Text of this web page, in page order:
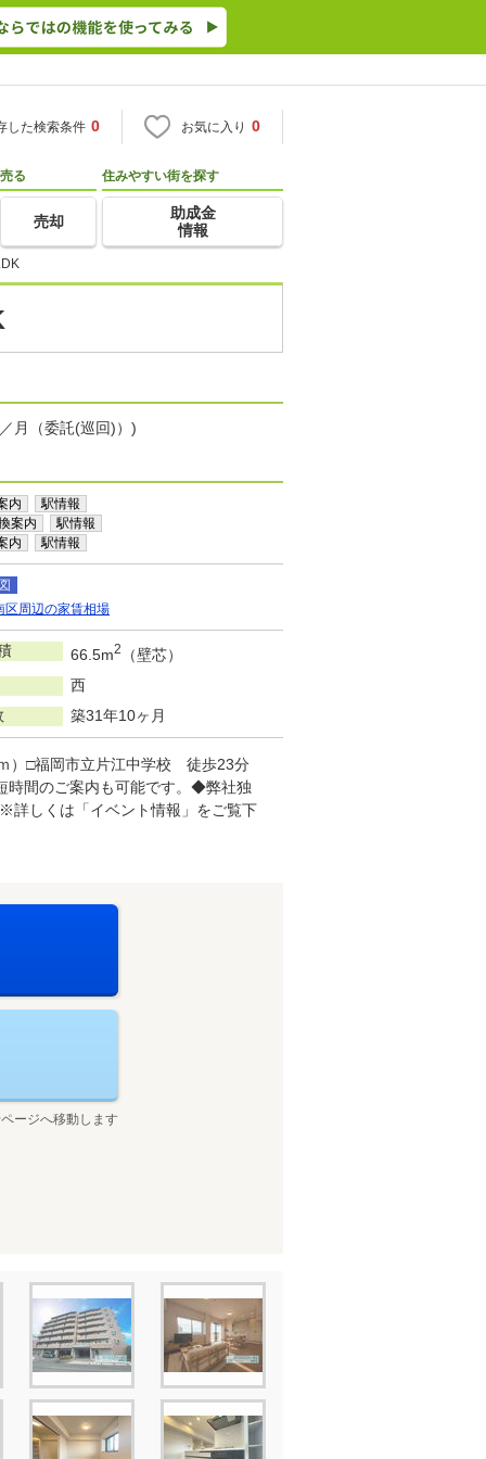
した検索条件 0 お気に入り 0
売る
売却
住みやすい街を探す
助成金
情報
月（委託(巡回)）)
内
駅情報
案内
駅情報
内
駅情報
区周辺の家賃相場
66.5m2
（壁芯）
西
築31年10ヶ月
）□福岡市立片江中学校 徒歩23分
時間のご案内も可能です。◆弊社独
詳しくは「イベント情報」をご覧下
ージへ移動します